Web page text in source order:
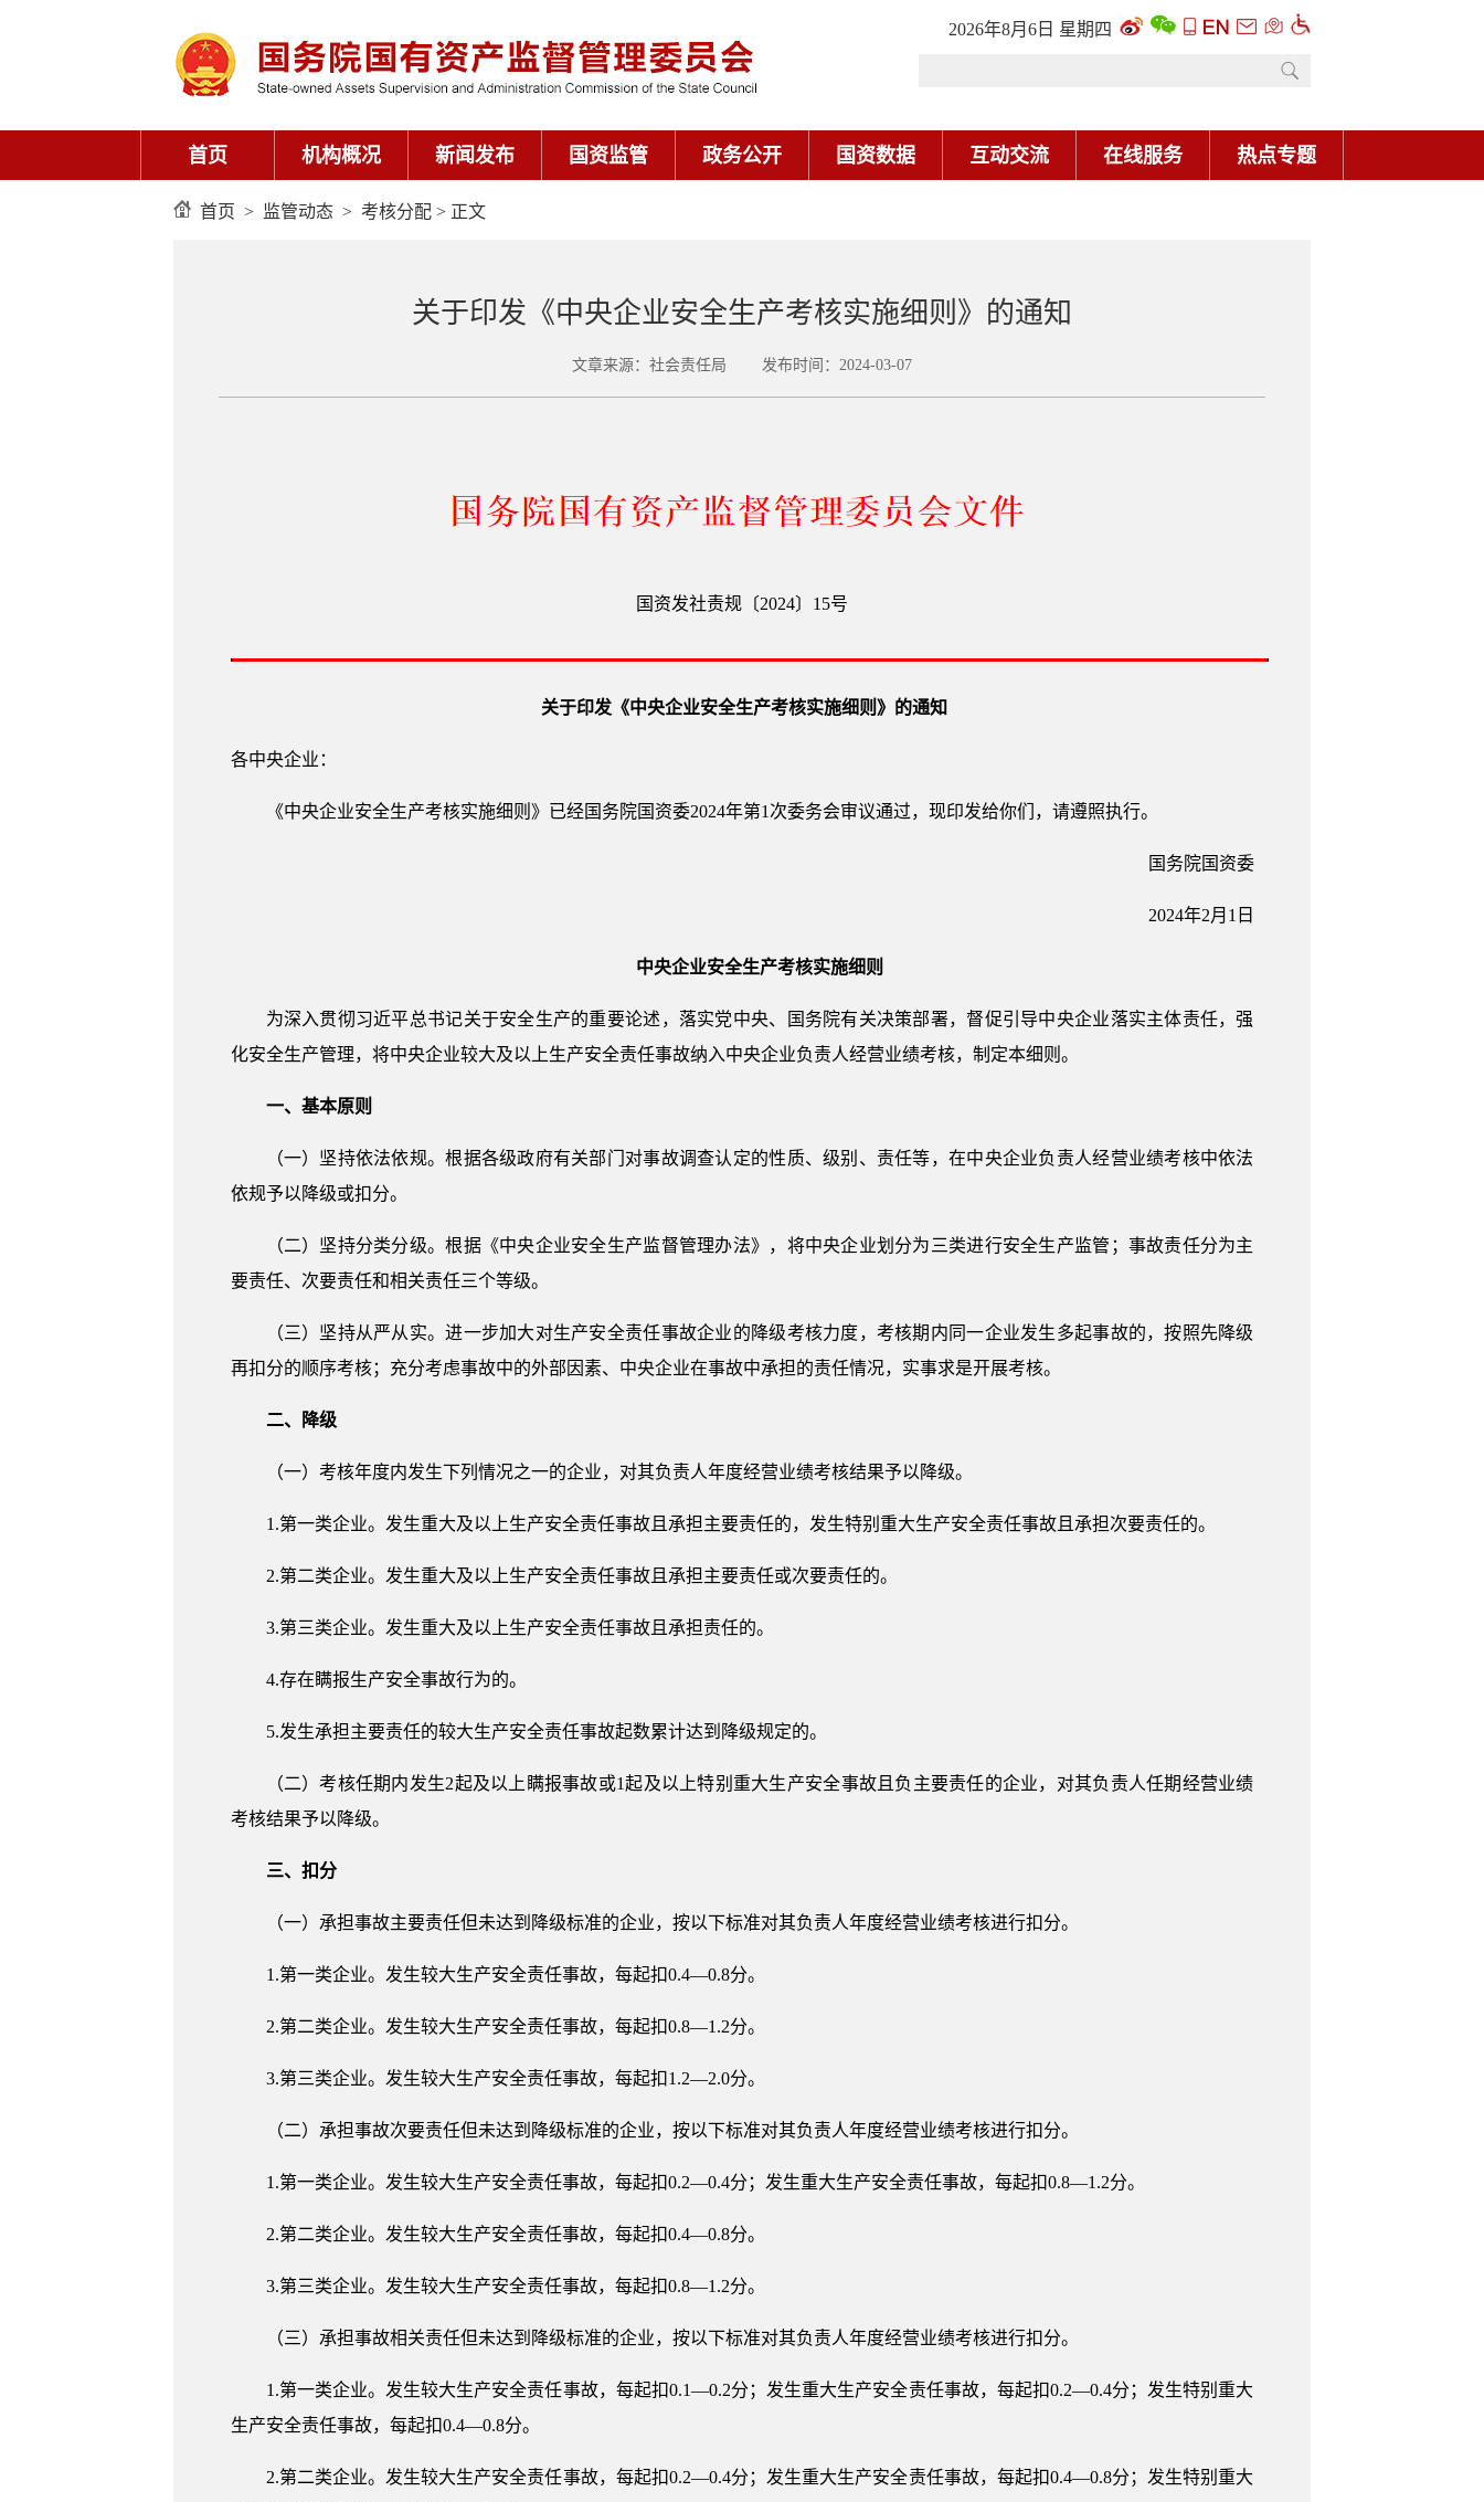
2026年8月6日 星期四
首页 机构概况 新闻发布 国资监管 政务公开 国资数据 互动交流 在线服务 热点专题
首页 > 监管动态 > 考核分配 > 正文
关于印发《中央企业安全生产考核实施细则》的通知
文章来源：社会责任局 发布时间：2024-03-07
国资发社责规〔2024〕15号
关于印发《中央企业安全生产考核实施细则》的通知
各中央企业：
《中央企业安全生产考核实施细则》已经国务院国资委2024年第1次委务会审议通过，现印发给你们，请遵照执行。
国务院国资委
2024年2月1日
中央企业安全生产考核实施细则
为深入贯彻习近平总书记关于安全生产的重要论述，落实党中央、国务院有关决策部署，督促引导中央企业落实主体责任，强
化安全生产管理，将中央企业较大及以上生产安全责任事故纳入中央企业负责人经营业绩考核，制定本细则。
一、基本原则
（一）坚持依法依规。根据各级政府有关部门对事故调查认定的性质、级别、责任等，在中央企业负责人经营业绩考核中依法
依规予以降级或扣分。
（二）坚持分类分级。根据《中央企业安全生产监督管理办法》，将中央企业划分为三类进行安全生产监管；事故责任分为主
要责任、次要责任和相关责任三个等级。
（三）坚持从严从实。进一步加大对生产安全责任事故企业的降级考核力度，考核期内同一企业发生多起事故的，按照先降级
再扣分的顺序考核；充分考虑事故中的外部因素、中央企业在事故中承担的责任情况，实事求是开展考核。
二、降级
（一）考核年度内发生下列情况之一的企业，对其负责人年度经营业绩考核结果予以降级。
1.第一类企业。发生重大及以上生产安全责任事故且承担主要责任的，发生特别重大生产安全责任事故且承担次要责任的。
2.第二类企业。发生重大及以上生产安全责任事故且承担主要责任或次要责任的。
3.第三类企业。发生重大及以上生产安全责任事故且承担责任的。
4.存在瞒报生产安全事故行为的。
5.发生承担主要责任的较大生产安全责任事故起数累计达到降级规定的。
（二）考核任期内发生2起及以上瞒报事故或1起及以上特别重大生产安全事故且负主要责任的企业，对其负责人任期经营业绩
考核结果予以降级。
三、扣分
（一）承担事故主要责任但未达到降级标准的企业，按以下标准对其负责人年度经营业绩考核进行扣分。
1.第一类企业。发生较大生产安全责任事故，每起扣0.4—0.8分。
2.第二类企业。发生较大生产安全责任事故，每起扣0.8—1.2分。
3.第三类企业。发生较大生产安全责任事故，每起扣1.2—2.0分。
（二）承担事故次要责任但未达到降级标准的企业，按以下标准对其负责人年度经营业绩考核进行扣分。
1.第一类企业。发生较大生产安全责任事故，每起扣0.2—0.4分；发生重大生产安全责任事故，每起扣0.8—1.2分。
2.第二类企业。发生较大生产安全责任事故，每起扣0.4—0.8分。
3.第三类企业。发生较大生产安全责任事故，每起扣0.8—1.2分。
（三）承担事故相关责任但未达到降级标准的企业，按以下标准对其负责人年度经营业绩考核进行扣分。
1.第一类企业。发生较大生产安全责任事故，每起扣0.1—0.2分；发生重大生产安全责任事故，每起扣0.2—0.4分；发生特别重大
生产安全责任事故，每起扣0.4—0.8分。
2.第二类企业。发生较大生产安全责任事故，每起扣0.2—0.4分；发生重大生产安全责任事故，每起扣0.4—0.8分；发生特别重大